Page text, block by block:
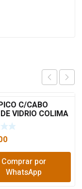
C/CABO
VIDRIO COLIMA
Comprar por
WhatsApp